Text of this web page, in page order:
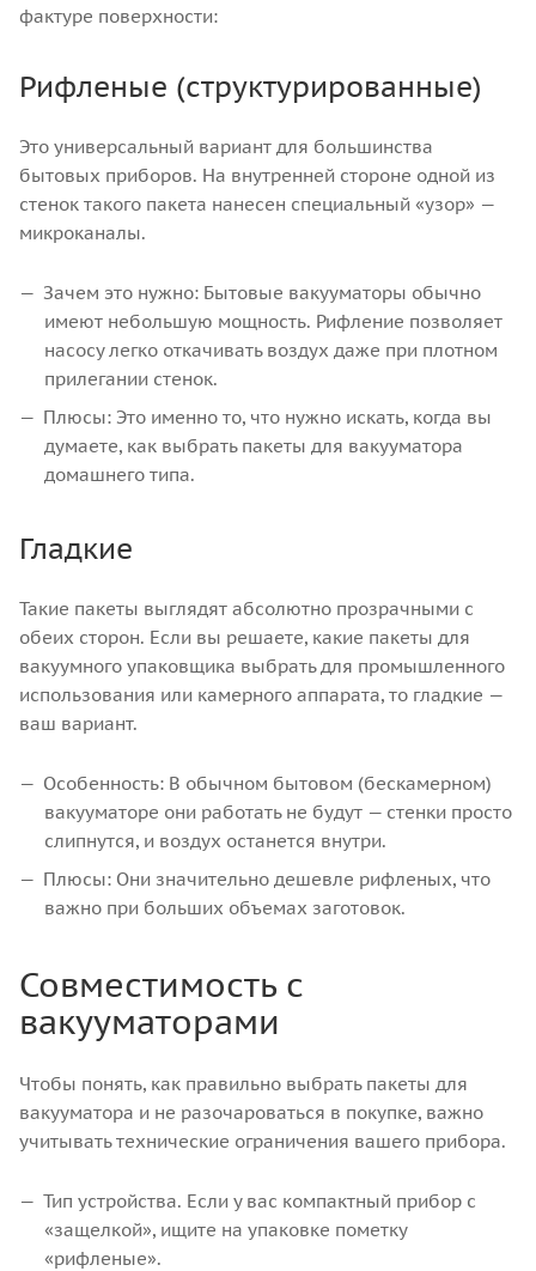
фактуре поверхности:
Рифленые (структурированные)
Это универсальный вариант для большинства
бытовых приборов. На внутренней стороне одной из
стенок такого пакета нанесен специальный «узор» —
микроканалы.
Зачем это нужно: Бытовые вакууматоры обычно
имеют небольшую мощность. Рифление позволяет
насосу легко откачивать воздух даже при плотном
прилегании стенок.
Плюсы: Это именно то, что нужно искать, когда вы
думаете, как выбрать пакеты для вакууматора
домашнего типа.
Гладкие
Такие пакеты выглядят абсолютно прозрачными с
обеих сторон. Если вы решаете, какие пакеты для
вакуумного упаковщика выбрать для промышленного
использования или камерного аппарата, то гладкие —
ваш вариант.
Особенность: В обычном бытовом (бескамерном)
вакууматоре они работать не будут — стенки просто
слипнутся, и воздух останется внутри.
Плюсы: Они значительно дешевле рифленых, что
важно при больших объемах заготовок.
Совместимость c
вакууматорами
Чтобы понять, как правильно выбрать пакеты для
вакууматора и не разочароваться в покупке, важно
учитывать технические ограничения вашего прибора.
Тип устройства. Если у вас компактный прибор с
«защелкой», ищите на упаковке пометку
«рифленые».